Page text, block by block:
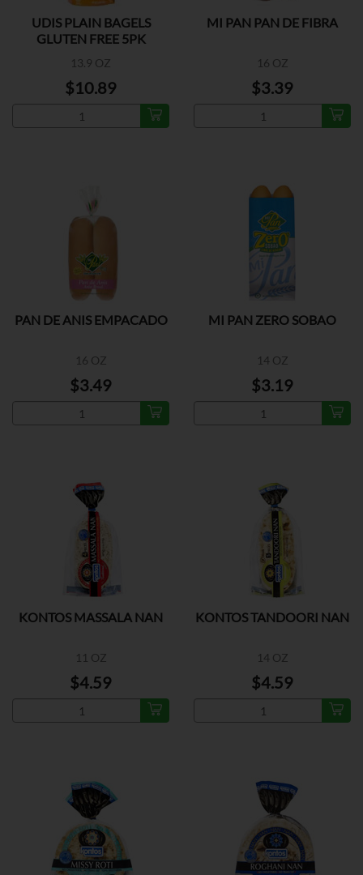
UDIS PLAIN BAGELS
GLUTEN FREE 5PK
13.9 OZ
$10.89
MI PAN PAN DE FIBRA
16 OZ
$3.39
PAN DE ANIS EMPACADO
16 OZ
$3.49
MI PAN ZERO SOBAO
14 OZ
$3.19
KONTOS MASSALA NAN
11 OZ
$4.59
KONTOS TANDOORI NAN
14 OZ
$4.59